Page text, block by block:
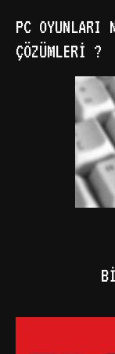
PC
ÇÖZÜMLERI ?